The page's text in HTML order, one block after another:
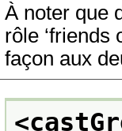
À noter que
rôle ‘friends
façon aux